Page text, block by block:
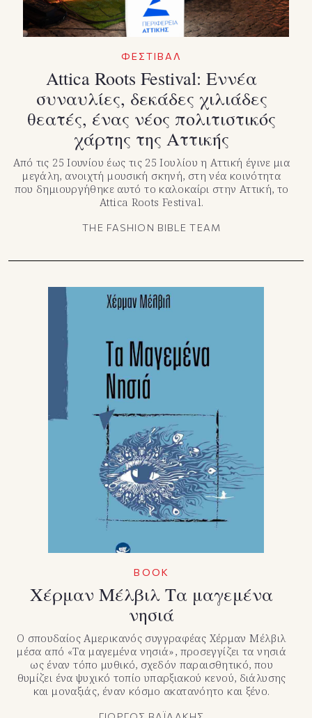
ΦΕΣΤΙΒΑΛ
Attica Roots Festival: Εννέα
συναυλίες, δεκάδες χιλιάδες
θεατές, ένας νέος πολιτιστικός
χάρτης της Αττικής
Από τις 25 Ιουνίου έως τις 25 Ιουλίου η Αττική έγινε μια
μεγάλη, ανοιχτή μουσική σκηνή, στη νέα κοινότητα
που δημιουργήθηκε αυτό το καλοκαίρι στην Αττική, το
Attica Roots Festival.
THE FASHION BIBLE TEAM
BOOK
Χέρμαν Μέλβιλ Τα μαγεμένα
νησιά
Ο σπουδαίος Αμερικανός συγγραφέας Χέρμαν Μέλβιλ
μέσα από «Τα μαγεμένα νησιά», προσεγγίζει τα νησιά
ως έναν τόπο μυθικό, σχεδόν παραισθητικό, που
θυμίζει ένα ψυχικό τοπίο υπαρξιακού κενού, διάλυσης
και μοναξιάς, έναν κόσμο ακατανόητο και ξένο.